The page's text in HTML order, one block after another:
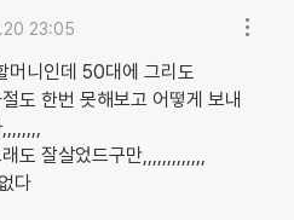
23:05
머니인데 50대에 그리도
도 한번 못해보고 어떻게 보내
도 잘살었드구만,,,,,,,,,,,,,
다